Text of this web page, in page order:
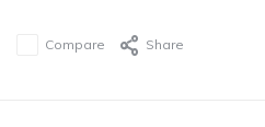
Compare Share